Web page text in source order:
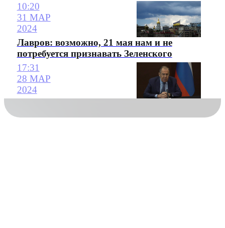
10:20
31 МАР
2024
Лавров: возможно, 21 мая нам и не
потребуется признавать Зеленского
17:31
28 МАР
2024